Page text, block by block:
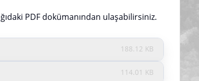
PDF dokümanından ulaşabilirsiniz.
188.12 KB
114.01 KB